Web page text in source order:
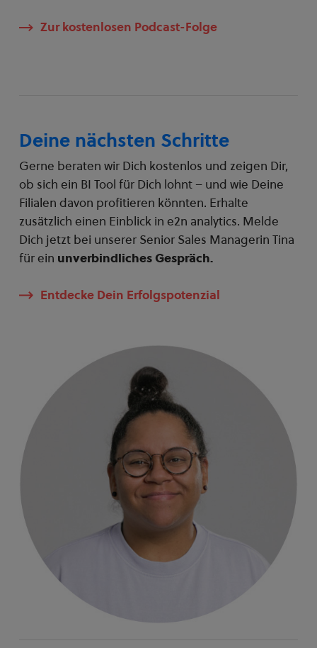
Zur kostenlosen Podcast-Folge
Deine nächsten Schritte
Gerne beraten wir Dich kostenlos und zeigen Dir,
ob sich ein BI Tool für Dich lohnt – und wie Deine
Filialen davon profitieren könnten. Erhalte
zusätzlich einen Einblick in e2n analytics. Melde
Dich jetzt bei unserer Senior Sales Managerin Tina
für ein unverbindliches Gespräch.
Entdecke Dein Erfolgspotenzial